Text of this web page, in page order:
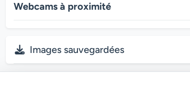
Webcams à proximité
Images sauvegardées